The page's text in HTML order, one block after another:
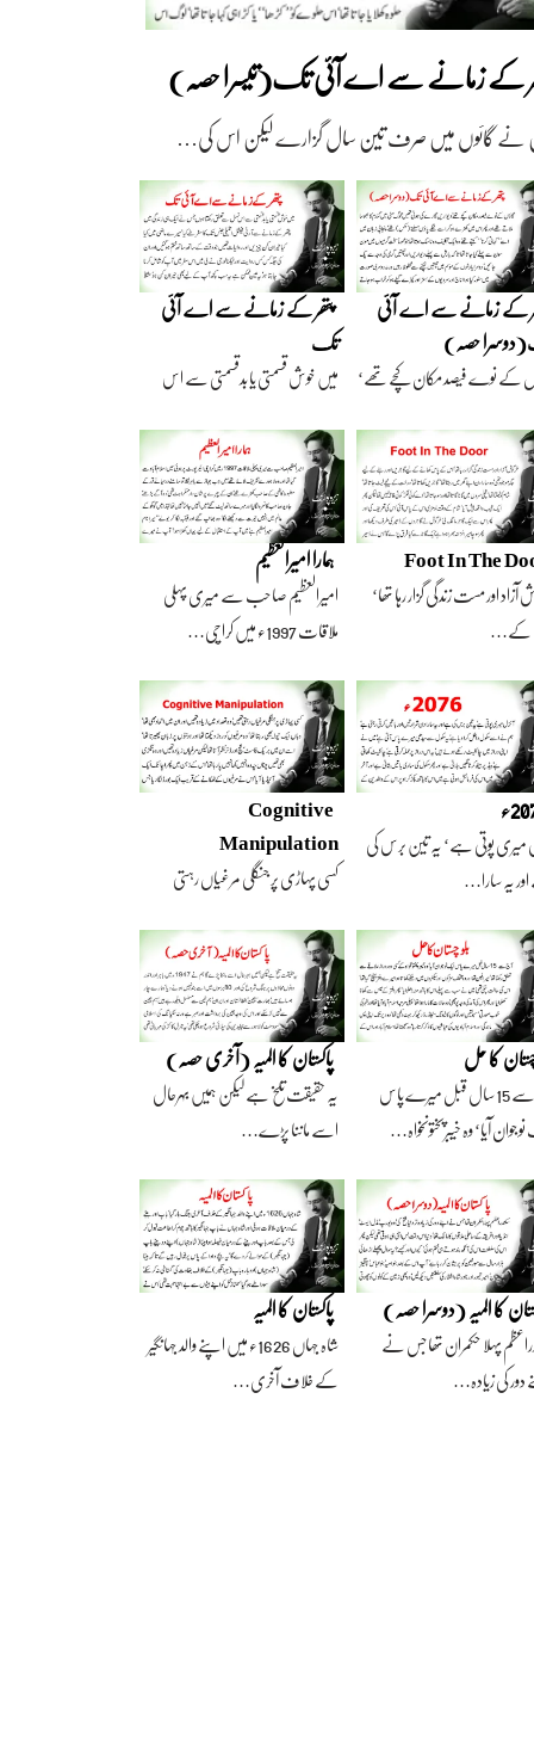
کے زمانے سے اے آئی تک(تیسرا حصہ)
نے گائوں میں صرف تین سال گزارے لیکن اس کی…
کے زمانے سے اے آئی
حصہ)
کے نوے فیصد مکان کچے تھے‘
پتھر کے زمانے سے اے آئی
تک
میں خوش قسمتی یا بدقسمتی سے اس
Foot In The
آزاد اور مست زندگی گزار رہا تھا‘
کے…
ہمارا امیرالعظیم
امیرالعظیم صاحب سے میری پہلی
ملاقات 1997ء میں کراچی…
میری پوتی ہے‘ یہ تین برس کی
یہ سارا…
Cognitive
Manipulation
کسی پہاڑی پر جنگلی مرغیاں رہتی
کا حل
آج سے 15 سال قبل میرے پاس
آیا‘ وہ خیبرپختونخواہ…
پاکستان کا المیہ (آخری حصہ)
یہ حقیقت تلخ ہے لیکن ہمیں بہرحال
اسے ماننا پڑے…
کا المیہ (دوسرا حصہ)
پہلا حکمران تھا جس نے
کی زیادہ…
پاکستان کا المیہ
شاہ جہاں 1626ء میں اپنے والد جہانگیر
کے خلاف آخری…